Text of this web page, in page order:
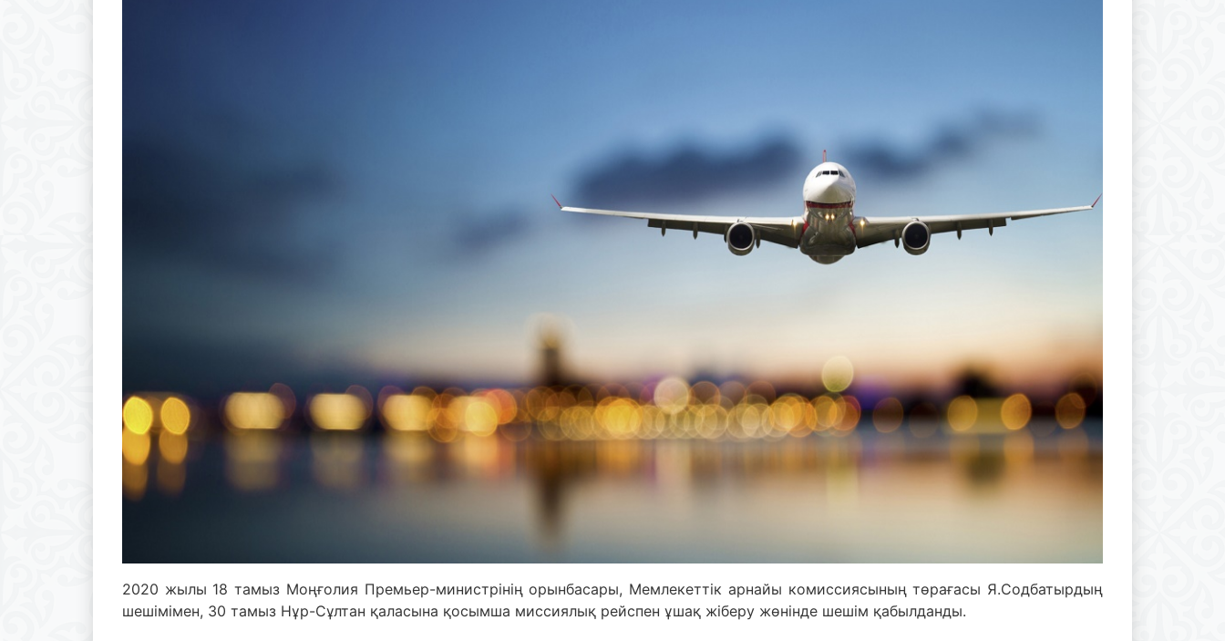
2020 жылы 18 тамыз Моңғолия Премьер-министрінің орынбасары, Мемлекеттік арнайы комиссиясының төрағасы Я.Содбатырдың
шешімімен, 30 тамыз Нұр-Сұлтан қаласына қосымша миссиялық рейспен ұшақ жіберу жөнінде шешім қабылданды.